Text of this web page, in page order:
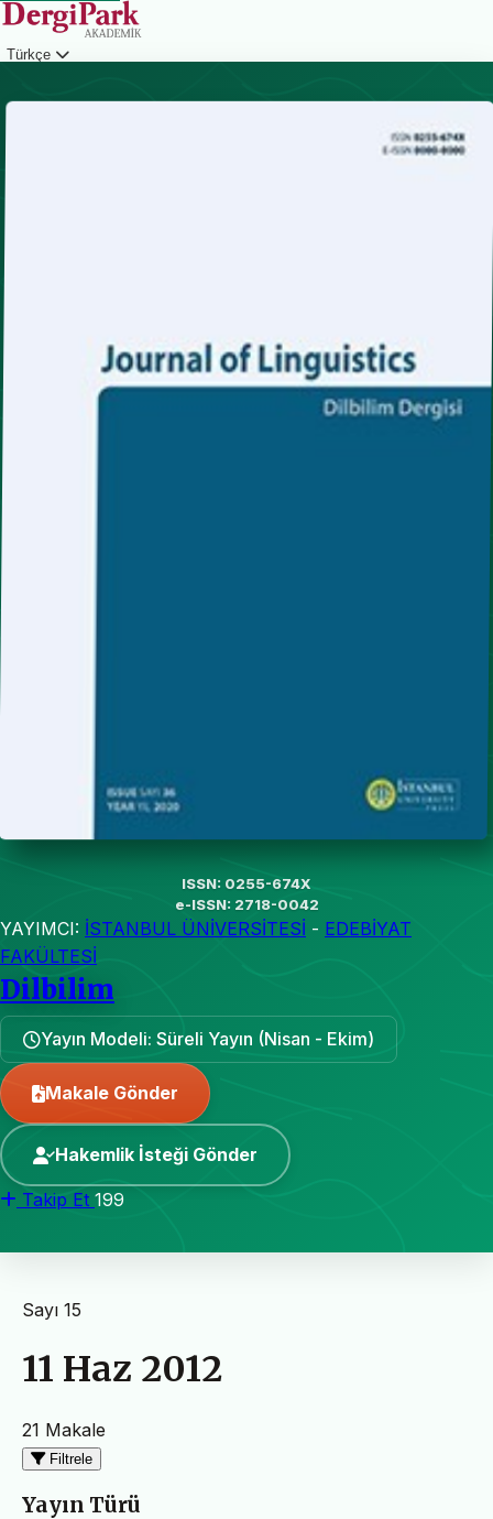
Türkçe
ISSN: 0255-674X
e-ISSN: 2718-0042
YAYIMCI: İSTANBUL ÜNİVERSİTESİ - EDEBİYAT
FAKÜLTESİ
Dilbilim
Yayın Modeli: Süreli Yayın (Nisan - Ekim)
Makale Gönder
Hakemlik İsteği Gönder
Takip Et 199
Sayı 15
11 Haz 2012
21 Makale
Filtrele
Yayın Türü